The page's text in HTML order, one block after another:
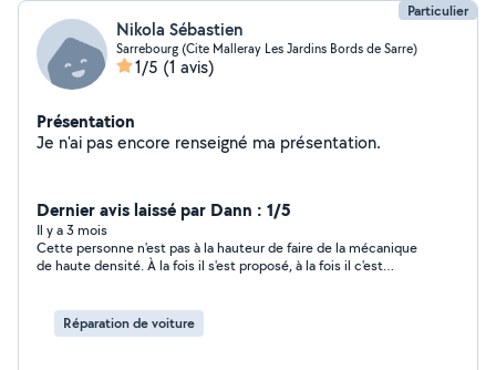
Particulier
Nikola Sébastien
Sarrebourg (Cite Malleray Les Jardins Bords de Sarre)
1/5 (1 avis)
Présentation
Je n'ai pas encore renseigné ma présentation.
Dernier avis laissé par Dann : 1/5
Il y a 3 mois
Cette personne n'est pas à la hauteur de faire de la mécanique
de haute densité. À la fois il s'est proposé, à la fois il c'est
Je lui ai proposé de payer la moitié avant les travaux et l'autre
moitié après les travaux. Monsieur voulez la totalité avant les
Réparation de voiture